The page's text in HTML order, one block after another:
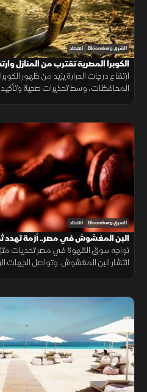
الشرق Bloomberg اقتصاد
الكوبرا المصرية تقترب من المنازل
ارتفاع درجات الحرارة يزيد من ظهور
المحافظات، وسط تحذيرات صحية
الشرق Bloomberg اقتصاد
البن المغشوش في مصر.. أزمة تهدد
تواجه سوق القهوة في مصر تحديات
انتشار البن المغشوش. وتواصل الجهات